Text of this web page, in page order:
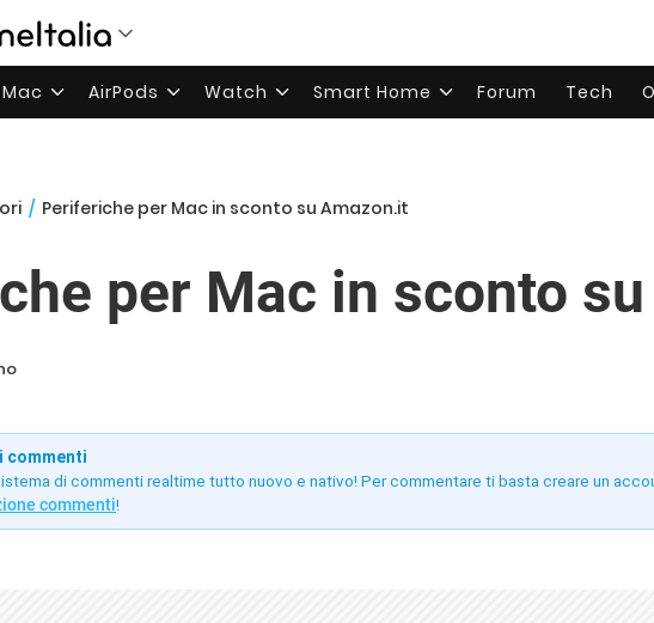
Mac AirPods Watch Smart Home Forum Tech
/ Periferiche per Mac in sconto su Amazon.it
per Mac in sconto
commenti
di commenti realtime tutto nuovo e nativo! Per commentare ti basta creare un
commenti!